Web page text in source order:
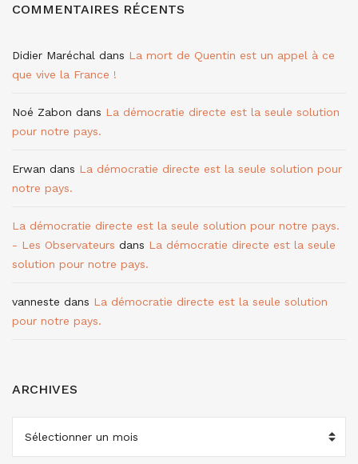
COMMENTAIRES RÉCENTS
Didier Maréchal dans La mort de Quentin est un appel à ce
que vive la France !
Noé Zabon dans La démocratie directe est la seule solution
pour notre pays.
Erwan dans La démocratie directe est la seule solution pour
notre pays.
La démocratie directe est la seule solution pour notre pays.
- Les Observateurs dans La démocratie directe est la seule
solution pour notre pays.
vanneste dans La démocratie directe est la seule solution
pour notre pays.
ARCHIVES
ARCHIVES